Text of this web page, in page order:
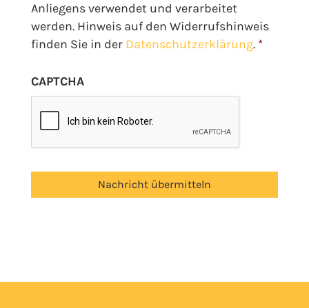
Anliegens verwendet und verarbeitet
werden. Hinweis auf den Widerrufshinweis
finden Sie in der Datenschutzerklärung. *
CAPTCHA